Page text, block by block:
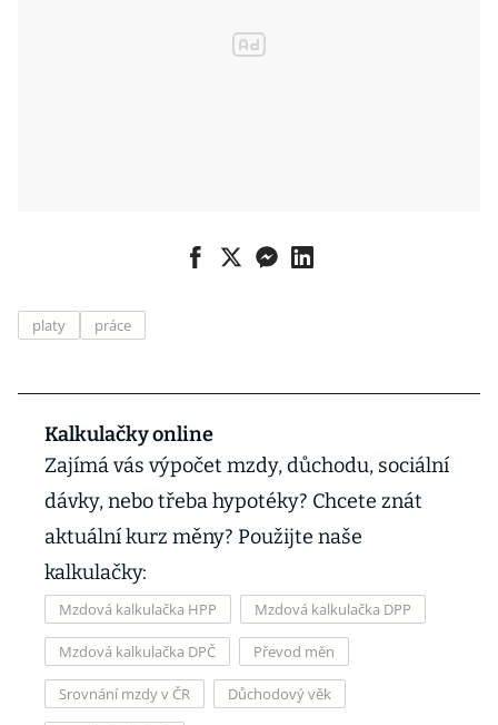
platy práce
Kalkulačky online
Zajímá vás výpočet mzdy, důchodu, sociální
dávky, nebo třeba hypotéky? Chcete znát
aktuální kurz měny? Použijte naše
kalkulačky:
Mzdová kalkulačka HPP Mzdová kalkulačka DPP
Mzdová kalkulačka DPČ Převod měn
Srovnání mzdy v ČR Důchodový věk